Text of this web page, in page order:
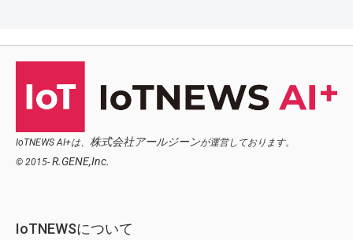
IoTNEWS AI+は、 株式会社アールジーンが運営しております。
© 2015- R.GENE,Inc.
IoTNEWSについて